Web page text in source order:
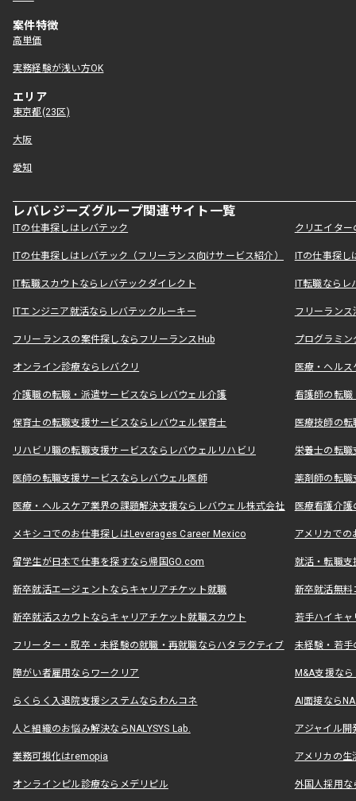
案件特徴
高単価
実務経験が浅い方OK
エリア
東京都(23区)
大阪
愛知
レバレジーズグループ関連サイト一覧
ITの仕事探しはレバテック クリエイタ
ITの仕事探しはレバテック（フリーランス向けサービス紹介） ITの仕事探
IT転職スカウトならレバテックダイレクト IT転職なら
ITエンジニア就活ならレバテックルーキー フリーラン
フリーランスの案件探しならフリーランスHub プログラミ
オンライン診療ならレバクリ 医療・ヘル
介護職の転職・派遣サービスならレバウェル介護 看護師の転
保育士の転職支援サービスならレバウェル保育士 医療技師の
リハビリ職の転職支援サービスならレバウェルリハビリ 栄養士の転
医師の転職支援サービスならレバウェル医師 薬剤師の転
医療・ヘルスケア業界の課題解決支援ならレバウェル株式会社 医療看護介
メキシコでのお仕事探しはLeverages Career Mexico アメリカで
留学生が日本で仕事を探すなら帰国GO.com 就活・転職
新卒就活エージェントならキャリアチケット就職 新卒就活無料
新卒就活スカウトならキャリアチケット就職スカウト 若手ハイキ
フリーター・既卒・未経験の就職・再就職ならハタラクティブ 未経験・若手
障がい者雇用ならワークリア M&A支援な
らくらく入退院支援システムならわんコネ AI面接なら
人と組織のお悩み解決ならNALYSYS Lab. アジャイル
業務可視化はremopia アメリカの
オンラインピル診療ならメデリピル 外国人採用